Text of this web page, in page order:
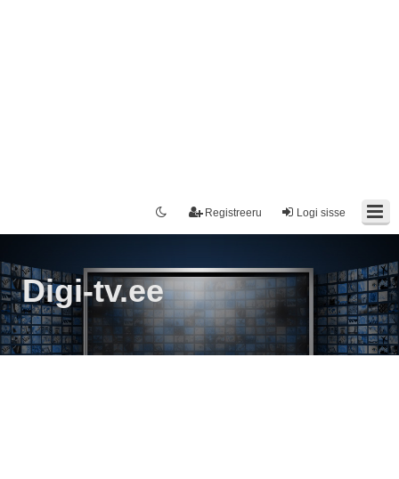
Logi sisse
Registreeru
Digi-tv.ee